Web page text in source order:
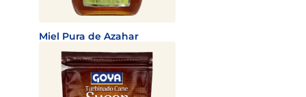
Miel Pura de Azahar